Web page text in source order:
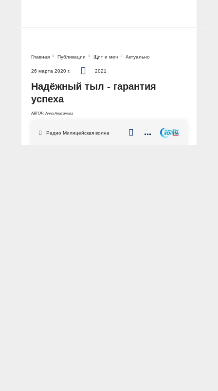
Главная Публикации Щит и меч Актуально
26 марта 2020 г. 2021
Надёжный тыл - гарантия
успеха
АВТОР: Анна Анисимова
Радио Милицейская волна